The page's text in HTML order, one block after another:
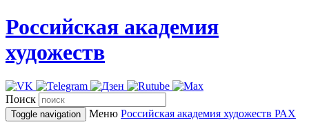
Российская академия
художеств
Поиск
Toggle navigation Меню Российская академия художеств РАХ